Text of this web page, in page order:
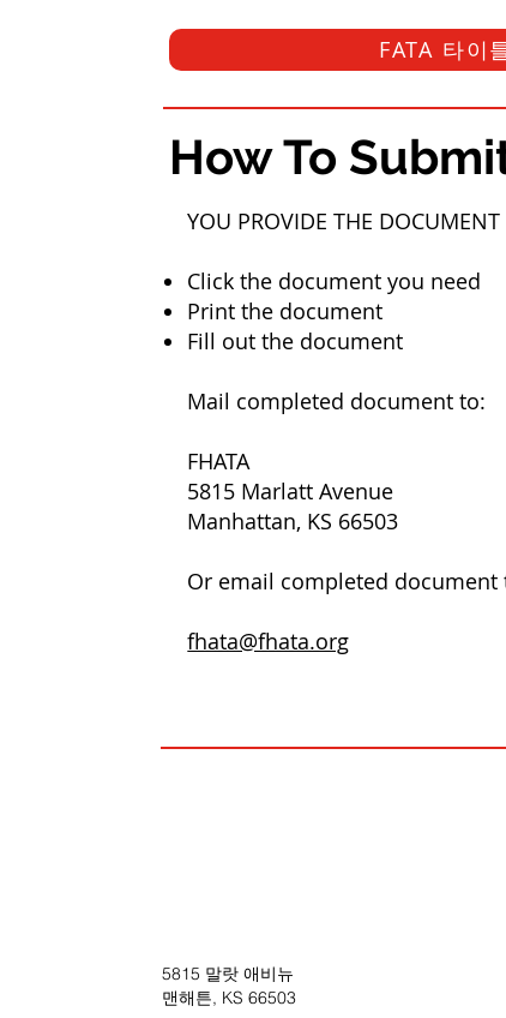
FATA 타이
How To
YOU PROVIDE THE DOCUMENT​
Click the document you need
Print the document
Fill out the document
Mail completed document to:
FHATA
5815 Marlatt Avenue
Manhattan, KS 66503
Or email completed document
fhata@fhata.org
5815 말랏 애비뉴
맨해튼, KS 66503